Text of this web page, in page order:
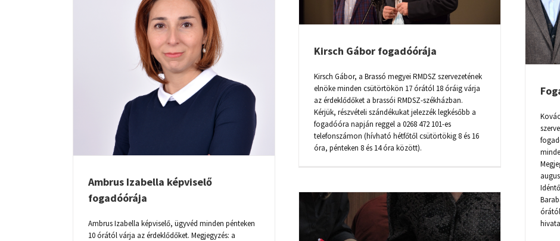
Kirsch Gábor fogadóórája
Kirsch Gábor, a Brassó megyei RMDSZ szervezetének
elnöke minden csütörtökön 17 órától 18 óráig várja
az érdeklődőket a brassói RMDSZ-székházban.
Kérjük, részvételi szándékukat jelezzék legkésőbb a
fogadóóra napján reggel a 0268 472 101-es
telefonszámon (hívható hétfőtől csütörtökig 8 és 16
óra, pénteken 8 és 14 óra között).
Ambrus Izabella képviselő
fogadóórája
Ambrus Izabella képviselő, ügyvéd minden pénteken
10 órától várja az érdeklődőket. Megjegyzés: a